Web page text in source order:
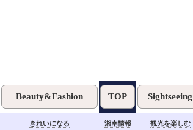
Beauty&Fashion TOP Sightseeing
きれいになる 湘南情報 観光を楽しむ